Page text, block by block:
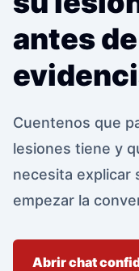
antes
Cuentenos que
lesiones tiene y
necesita explicar
empezar la
Abrir chat